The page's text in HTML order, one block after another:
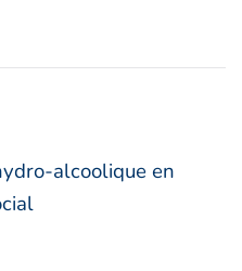
alcoolique en